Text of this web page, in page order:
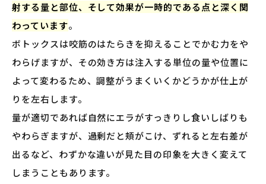
射する量と部位、そして効果が一時的である点と深く関
わっています。
ボトックスは咬筋のはたらきを抑えることでかむ力をや
わらげますが、その効き方は注入する単位の量や位置に
よって変わるため、調整がうまくいくかどうかが仕上が
りを左右します。
量が適切であれば自然にエラがすっきりし食いしばりも
やわらぎますが、過剰だと頬がこけ、ずれると左右差が
出るなど、わずかな違いが見た目の印象を大きく変えて
しまうこともあります。